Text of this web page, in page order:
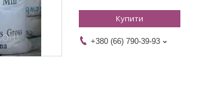
Купити
+380 (66) 790-39-93